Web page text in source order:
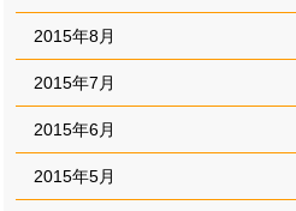
2015年8月
2015年7月
2015年6月
2015年5月